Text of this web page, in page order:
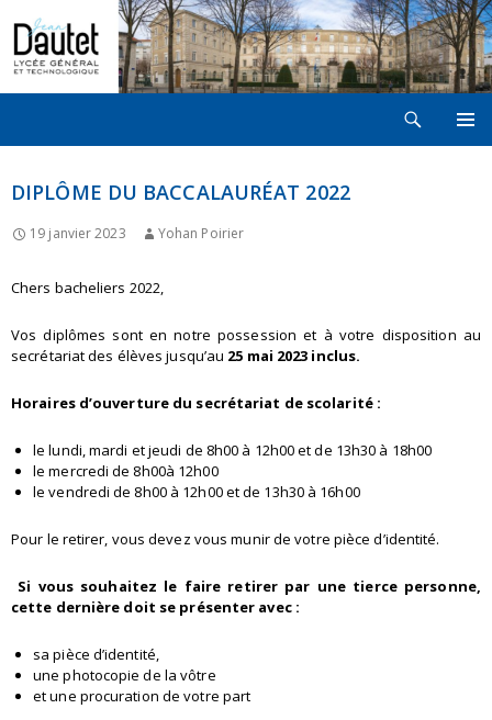
CONTENU
DIPLÔME DU BACCALAURÉAT 2022
19 janvier 2023 Yohan Poirier
Chers bacheliers 2022,
Vos diplômes sont en notre possession et à votre disposition au
secrétariat des élèves jusqu’au 25 mai 2023 inclus.
Horaires d’ouverture du secrétariat de scolarité :
le lundi, mardi et jeudi de 8h00 à 12h00 et de 13h30 à 18h00
le mercredi de 8h00à 12h00
le vendredi de 8h00 à 12h00 et de 13h30 à 16h00
Pour le retirer, vous devez vous munir de votre pièce d’identité.
Si vous souhaitez le faire retirer par une tierce personne,
cette dernière doit se présenter avec :
sa pièce d’identité,
une photocopie de la vôtre
et une procuration de votre part